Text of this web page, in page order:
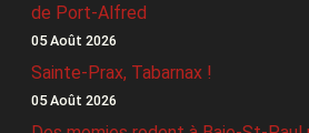
de Port-Alfred
05 Août 2026
Sainte-Prax, Tabarnax !
05 Août 2026